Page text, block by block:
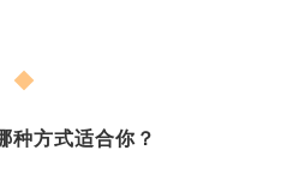
种方式适合你？